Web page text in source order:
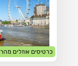
כרטיסים אוזלים מהר